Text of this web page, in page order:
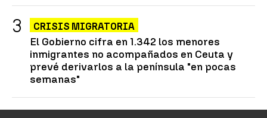
CRISIS MIGRATORIA
El Gobierno cifra en 1.342 los menores
inmigrantes no acompañados en Ceuta y
prevé derivarlos a la península "en pocas
semanas"